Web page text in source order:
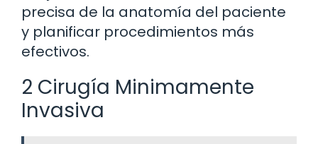
precisa de la anatomía del paciente
y planificar procedimientos más
efectivos.
2 Cirugía Minimamente
Invasiva